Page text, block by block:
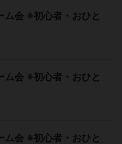
会 ※初心者・おひと
会 ※初心者・おひと
会 ※初心者・おひと